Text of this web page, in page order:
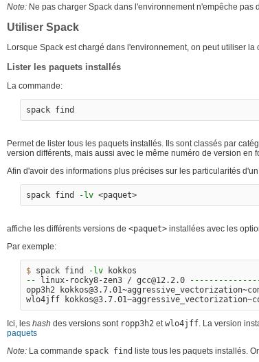
Note: Ne pas charger Spack dans l'environnement n'empêche pas
Utiliser Spack
Lorsque Spack est chargé dans l'environnement, on peut utiliser la
Lister les paquets installés
La commande:
Permet de lister tous les paquets installés. Ils sont classés par
version différents, mais aussi avec le même numéro de version
Afin d'avoir des informations plus précises sur les particularités
spack find -lv
affiche les différents versions de <paquet> installées avec les
Par exemple:
$ spack find -lv
-- linux-rocky8-zen3 / gcc@12.2.0
opp3h2
wlo4jff
Ici, les hash des versions sont ropp3h2 etwlo4jff. La version
paquets
Note: La commande spack find liste tous les paquets installés.